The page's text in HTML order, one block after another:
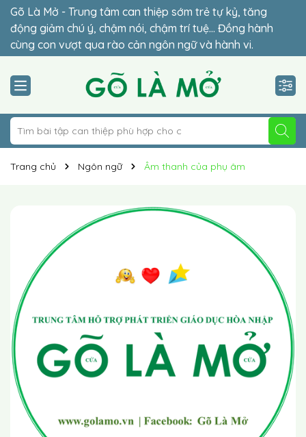
Gõ Là Mở - Trung tâm can thiệp sớm trẻ tự kỷ, tăng
động giảm chú ý, chậm nói, chậm trí tuệ… Đồng hành
cùng con vượt qua rào cản ngôn ngữ và hành vi.
Đừng để lỡ thời điểm vàng (2-6 tuổi) – giai đoạn quyết
định sự hòa nhập của con. Lộ trình cá nhân hóa 1-1 phù
hợp giúp trẻ hòa nhập vững chắc.
Trang chủ Ngôn ngữ Âm thanh của phụ âm